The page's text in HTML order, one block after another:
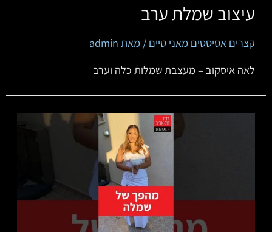
עיצוב שמלת ערב
קצרים אסיסטים מאני טיים / מאת admin
לאה איסקוב – מעצבת שמלות כלה וערב